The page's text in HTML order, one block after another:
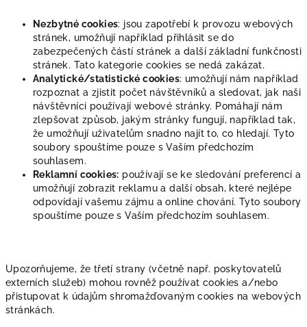
Nezbytné cookies: jsou zapotřebí k provozu webových
stránek, umožňují například přihlásit se do
zabezpečených částí stránek a další základní funkčnosti
stránek. Tato kategorie cookies se nedá zakázat.
Analytické/statistické cookies: umožňují nám například
rozpoznat a zjistit počet návštěvníků a sledovat, jak naši
návštěvníci používají webové stránky. Pomáhají nám
zlepšovat způsob, jakým stránky fungují, například tak,
že umožňují uživatelům snadno najít to, co hledají. Tyto
soubory spouštíme pouze s Vaším předchozím
souhlasem.
Reklamní cookies: používají se ke sledování preferencí a
umožňují zobrazit reklamu a další obsah, které nejlépe
odpovídají vašemu zájmu a online chování. Tyto soubory
spouštíme pouze s Vaším předchozím souhlasem.
Upozorňujeme, že třetí strany (včetně např. poskytovatelů
externích služeb) mohou rovněž používat cookies a/nebo
přistupovat k údajům shromažďovaným cookies na webových
stránkách.